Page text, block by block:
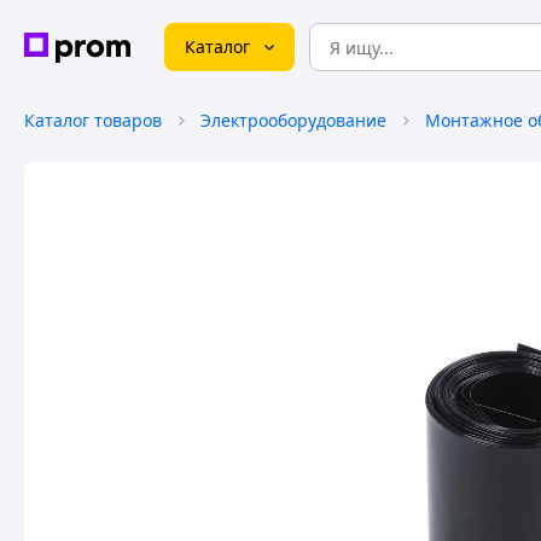
Каталог
Каталог товаров Электрооборудование Монтажное